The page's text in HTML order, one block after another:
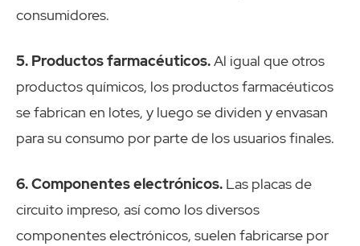
consumidores.
5. Productos farmacéuticos.Al igual que otros
productos químicos, los productos farmacéuticos
se fabrican en lotes, y luego se dividen y envasan
para su consumo por parte de los usuarios finales.
6. Componentes electrónicos. Las placas de
circuito impreso, así como los diversos
componentes electrónicos, suelen fabricarse por